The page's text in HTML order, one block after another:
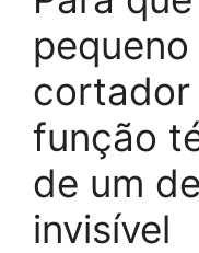
cortador
função
de um
invisível